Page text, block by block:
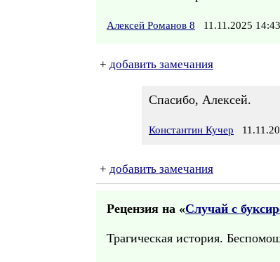
Алексей Романов 8 11.11.2025
+ добавить замечания
Спасибо, Алексей.
Константин Кучер
+ добавить замечания
Рецензия на «Случай с
Трагическая история.